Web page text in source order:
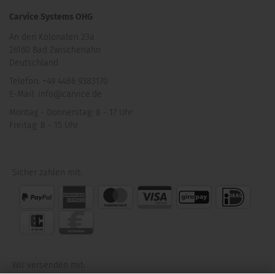
Carvice Systems OHG
An den Kolonaten 23a
26160 Bad Zwischenahn
Deutschland
Telefon: +49 4486 9383170
E-Mail: info@carvice.de
Montag - Donnerstag: 8 - 17 Uhr
Freitag: 8 - 15 Uhr
Sicher zahlen mit:
Wir versenden mit: